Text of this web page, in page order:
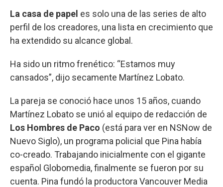
La casa de papel es solo una de las series de alto
perfil de los creadores, una lista en crecimiento que
ha extendido su alcance global.
Ha sido un ritmo frenético: “Estamos muy
cansados”, dijo secamente Martínez Lobato.
La pareja se conoció hace unos 15 años, cuando
Martínez Lobato se unió al equipo de redacción de
Los Hombres de Paco (está para ver en NSNow de
Nuevo Siglo), un programa policial que Pina había
co-creado. Trabajando inicialmente con el gigante
español Globomedia, finalmente se fueron por su
cuenta. Pina fundó la productora Vancouver Media